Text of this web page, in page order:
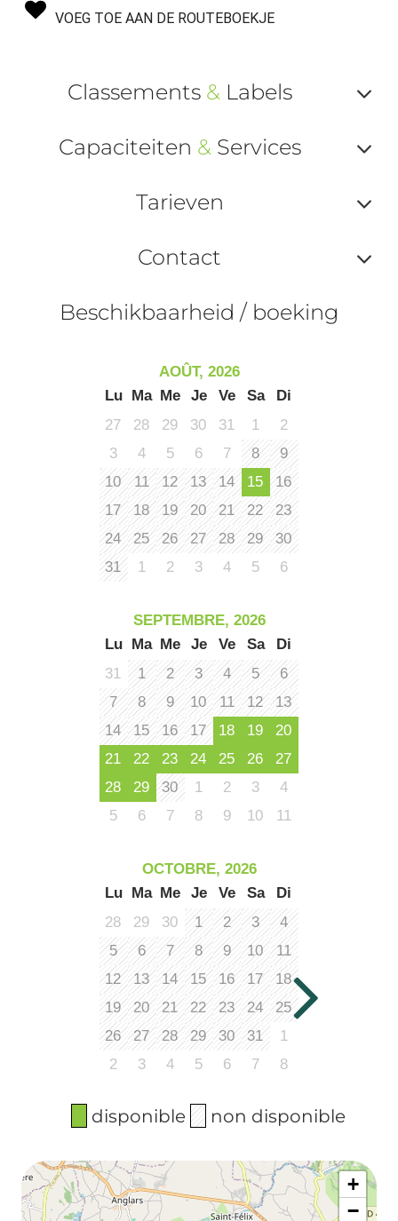
VOEG TOE AAN DE ROUTEBOEKJE
Classements &Labels
ou
Capaciteiten &Services
ou
Tarieven
ou
Contact
Beschikbaarheid / boeking
AOÛT, 2026
Lu
Ma Me Je Ve Sa
Di
27
28 29 30 31 1
2
3
4 5 6 7 8
9
10
11 12 13 14 15
16
17
18 19 20 21 22
23
24
25 26 27 28 29
30
31
1 2 3 4 5 6
SEPTEMBRE, 2026
Lu
Ma Me Je Ve Sa
Di
31
1 2 3 4 5
6
7
8 9 10 11 12
13
14
15 16 17 18 19
20
21
22 23 24 25 26
27
28
29 30 1 2 3
4
5
6 7 8 9 10 11
OCTOBRE, 2026
Lu
Ma Me Je Ve Sa
Di
28
29 30 1 2 3
4
5
6 7 8 9 10
11
12
13 14 15 16 17
18
19
20 21 22 23 24
25
26
27 28 29 30 31
1
2
3 4 5 6 7 8
disponible non disponible
+
−